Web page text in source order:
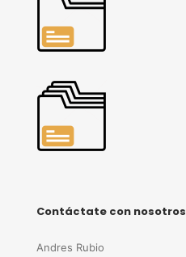
Contáctate con nosotros
Andres Rubio